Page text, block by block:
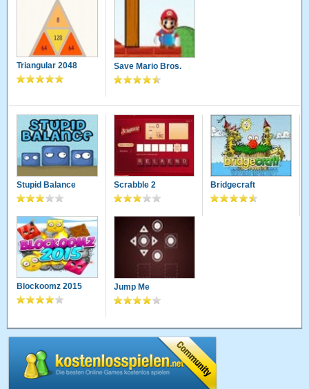
Triangular 2048 Save Mario Bros.
Stupid Balance Scrabble 2 Bridgecraft
Blockoomz 2015 Jump Me